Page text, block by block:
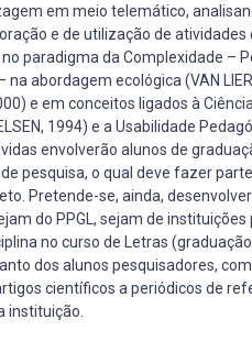
em meio telemático,
e de utilização de
paradigma da Complexidade –
na abordagem ecológica (VAN
e em conceitos ligados à
1994) e a Usabilidade
envolverão alunos de
pesquisa, o qual deve fazer
Pretende-se, ainda,
do PPGL, sejam de
no curso de Letras
dos alunos pesquisadores,
científicos a periódicos de
instituição.